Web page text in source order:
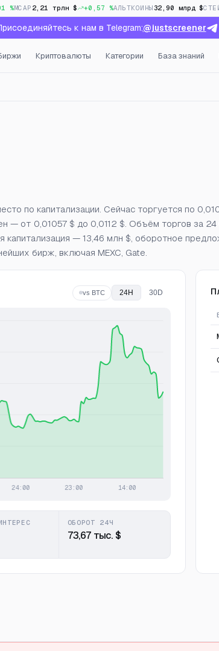
%MCAP 2,21 трлн $ +0,57 %АЛЬТКОИНЫ 32,90 млрд $
к нам в Telegram:@justscreener
Криптовалюты Категории База знаний
интерес и
по капитализации. Сейчас торгуется по
— от 0,01057 $ до 0,0112 $. Объём торгов за 24
капитализация — 13,46 млн $, оборотное
бирж, включая MEXC, Gate.
vs BTC 24H 30D
ОБОРОТ 24Ч
73,67 тыс. $